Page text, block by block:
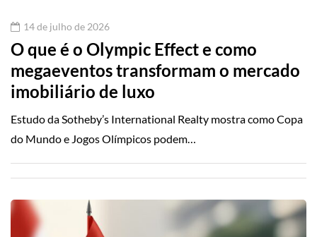
14 de julho de 2026
O que é o Olympic Effect e como
megaeventos transformam o mercado
imobiliário de luxo
Estudo da Sotheby’s International Realty mostra como Copa
do Mundo e Jogos Olímpicos podem…